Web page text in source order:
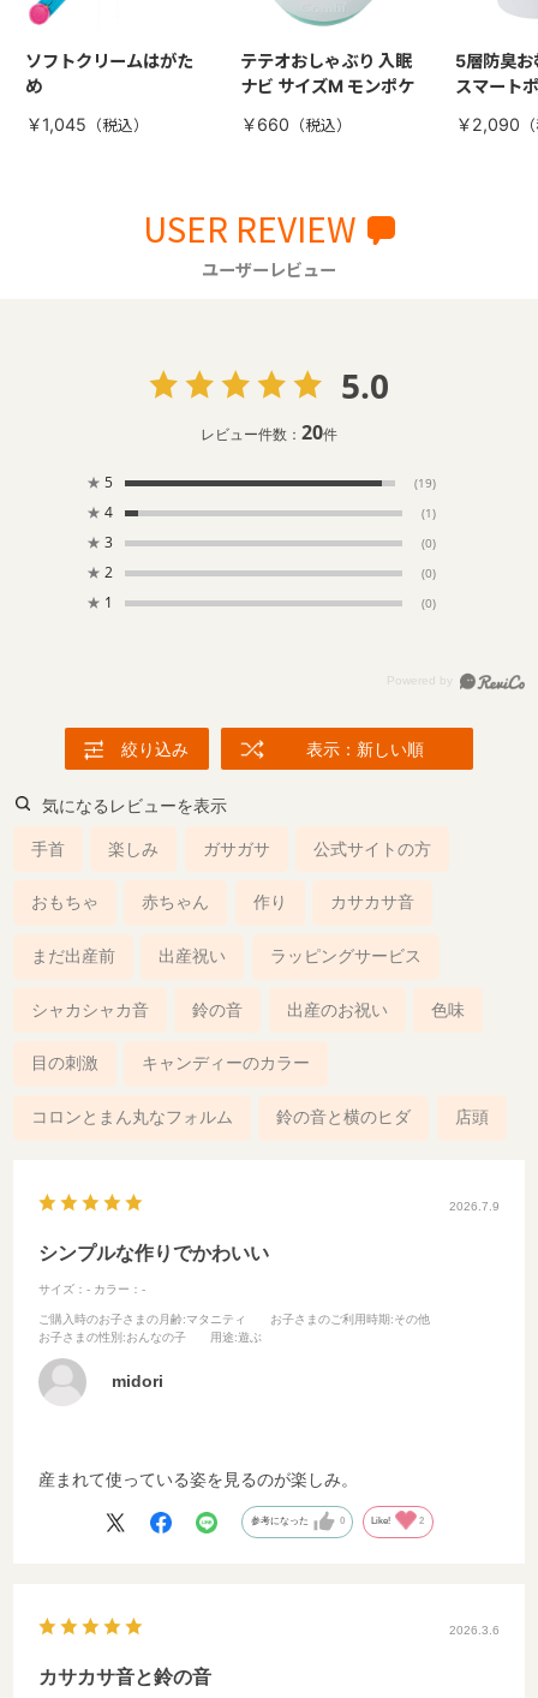
ソフトクリームはがた
め
￥1,045
テテオおしゃぶり 入眠
ナビ サイズM モンポケ
￥660
5層防臭お
スマート
￥2,090
USER REVIEW
ユーザーレビュー
5.0
レビュー件数： 20件
★ 5 (19)
★ 4 (1)
★ 3 (0)
★ 2 (0)
★ 1 (0)
絞り込み 表示：新しい順
気になるレビューを表示
手首 楽しみ ガサガサ 公式サイトの方
おもちゃ 赤ちゃん 作り カサカサ音
まだ出産前 出産祝い ラッピングサービス
シャカシャカ音 鈴の音 出産のお祝い 色味
目の刺激 キャンディーのカラー
コロンとまん丸なフォルム 鈴の音と横のヒダ 店頭
2026.7.9
シンプルな作りでかわいい
サイズ：- カラー：-
ご購入時のお子さまの月齢:マタニティ お子さまのご利用時期:その他
お子さまの性別 :おんなの子 用途:遊ぶ
midori
産まれて使っている姿を見るのが楽しみ。
参考になった 0 Like! 2
2026.3.6
カサカサ音と鈴の音